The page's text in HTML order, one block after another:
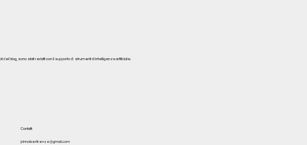
blog, sono stati redatti con il supporto di strumenti di intelligenza artificiale.
Contatti
johnoliverfirenze@gmail.com